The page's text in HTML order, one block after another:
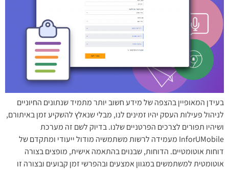
בעידן המאופיין בהצפה של מידע חשוב יותר מתמיד שנתונים החיוניים
לניהול פעילות העסק יהיו זמינים לנו, מבלי שנאלץ להשקיע זמן באיתורם,
ושיהיו תפורים לצרכים הפרטניים שלנו. בדיוק לשם זה מערכת
InforUMobile מעמידה לרשות משתמשיה מודול ייעודי ומתקדם של
דוחות אוטומטיים. הדוחות, שבנוים בהתאמה אישית, מופצים בצורה
אוטומטית למשתמשים במגוון אמצעים ובהפרשי זמן קבועים ובצורה זו